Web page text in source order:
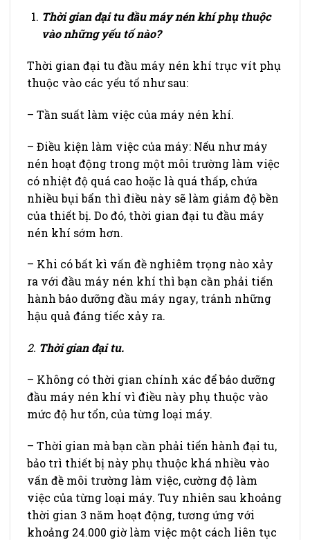
Thời gian đại tu đầu máy nén khí phụ thuộc
vào những yếu tố nào?
Thời gian đại tu đầu máy nén khí trục vít phụ
thuộc vào các yếu tố như sau:
– Tần suất làm việc của máy nén khí.
– Điều kiện làm việc của máy: Nếu như máy
nén hoạt động trong một môi trường làm việc
có nhiệt độ quá cao hoặc là quá thấp, chứa
nhiều bụi bẩn thì điều này sẽ làm giảm độ bền
của thiết bị. Do đó, thời gian đại tu đầu máy
nén khí sớm hơn.
– Khi có bất kì vấn đề nghiêm trọng nào xảy
ra với đầu máy nén khí thì bạn cần phải tiến
hành bảo dưỡng đầu máy ngay, tránh những
hậu quả đáng tiếc xảy ra.
2. Thời gian đại tu.
– Không có thời gian chính xác để bảo dưỡng
đầu máy nén khí vì điều này phụ thuộc vào
mức độ hư tổn, của từng loại máy.
– Thời gian mà bạn cần phải tiến hành đại tu,
bảo trì thiết bị này phụ thuộc khá nhiều vào
vấn đề môi trường làm việc, cường độ làm
việc của từng loại máy. Tuy nhiên sau khoảng
thời gian 3 năm hoạt động, tương ứng với
khoảng 24.000 giờ làm việc một cách liên tục